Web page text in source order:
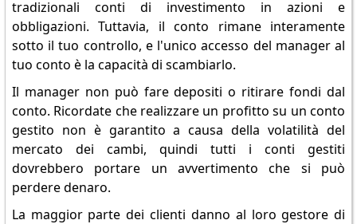
tradizionali conti di investimento in azioni e
obbligazioni. Tuttavia, il conto rimane interamente
sotto il tuo controllo, e l'unico accesso del manager al
tuo conto è la capacità di scambiarlo.
Il manager non può fare depositi o ritirare fondi dal
conto. Ricordate che realizzare un profitto su un conto
gestito non è garantito a causa della volatilità del
mercato dei cambi, quindi tutti i conti gestiti
dovrebbero portare un avvertimento che si può
perdere denaro.
La maggior parte dei clienti danno al loro gestore di